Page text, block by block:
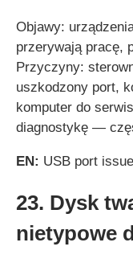
Objawy:
przerywają pracę,
Przyczyny:
uszkodzony port,
komputer do
diagnostykę —
EN: USB port
23. Dysk
nietypowe